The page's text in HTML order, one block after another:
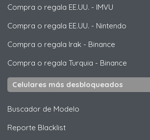
Compra o regala EE.UU. - IMVU
Compra o regala EE.UU. - Nintendo
Compra o regala Irak - Binance
Compra o regala Turquia - Binance
Celulares más desbloqueados
Buscador de Modelo
Reporte Blacklist